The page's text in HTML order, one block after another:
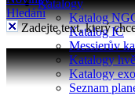
Katalogy
Katalog
Katalog IC
Messierův
Katalogy
Katalogy
Seznam
Hledání
Zadejte text, který